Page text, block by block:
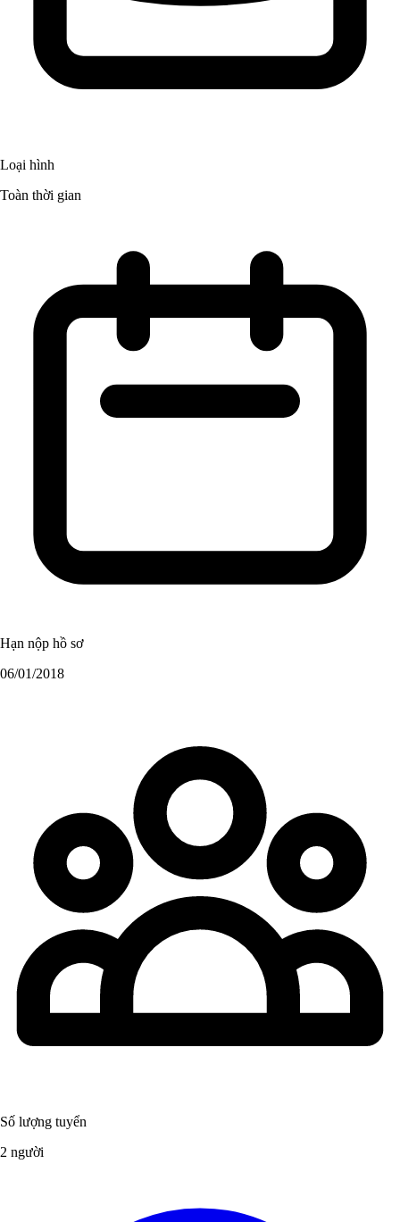
Loại hình
Toàn thời gian
Hạn nộp hồ sơ
06/01/2018
Số lượng tuyển
2 người